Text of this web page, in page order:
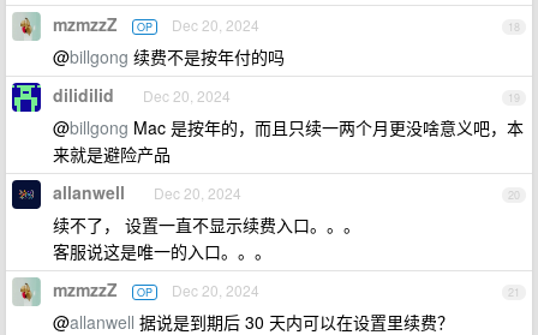
18
mzmzzZ OP Dec 20, 2024
@billgong 续费不是按年付的吗
19
dilidilid Dec 20, 2024
@billgong Mac 是按年的，而且只续一两个月更没啥意义吧，本
来就是避险产品
20
allanwell Dec 20, 2024
续不了， 设置一直不显示续费入口。。。
客服说这是唯一的入口。。。
21
mzmzzZ OP Dec 20, 2024
@allanwell 据说是到期后 30 天内可以在设置里续费？